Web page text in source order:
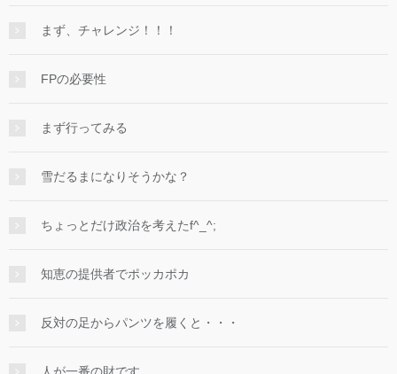
まず、チャレンジ！！！
FPの必要性
まず行ってみる
雪だるまになりそうかな？
ちょっとだけ政治を考えたf^_^;
知恵の提供者でポッカポカ
反対の足からパンツを履くと・・・
人が一番の財です